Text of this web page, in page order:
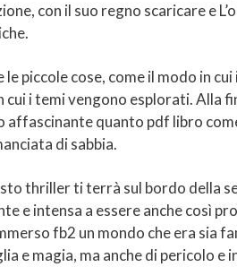
con il suo regno scaricare e
piccole cose, come il modo in
i temi vengono esplorati. Alla
quanto pdf libro
di sabbia.
thriller ti terrà sul bordo della
e intensa a essere anche così
fb2 un mondo che era sia
e magia, ma anche di pericolo e